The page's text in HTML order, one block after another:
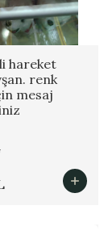
hareket
renk
mesaj